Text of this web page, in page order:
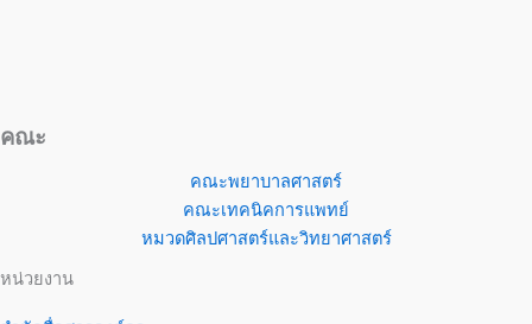
คณะ
คณะพยาบาลศาสตร์
คณะเทคนิคการแพทย์
หมวดศิลปศาสตร์และวิทยาศาสตร์
หน่วยงาน